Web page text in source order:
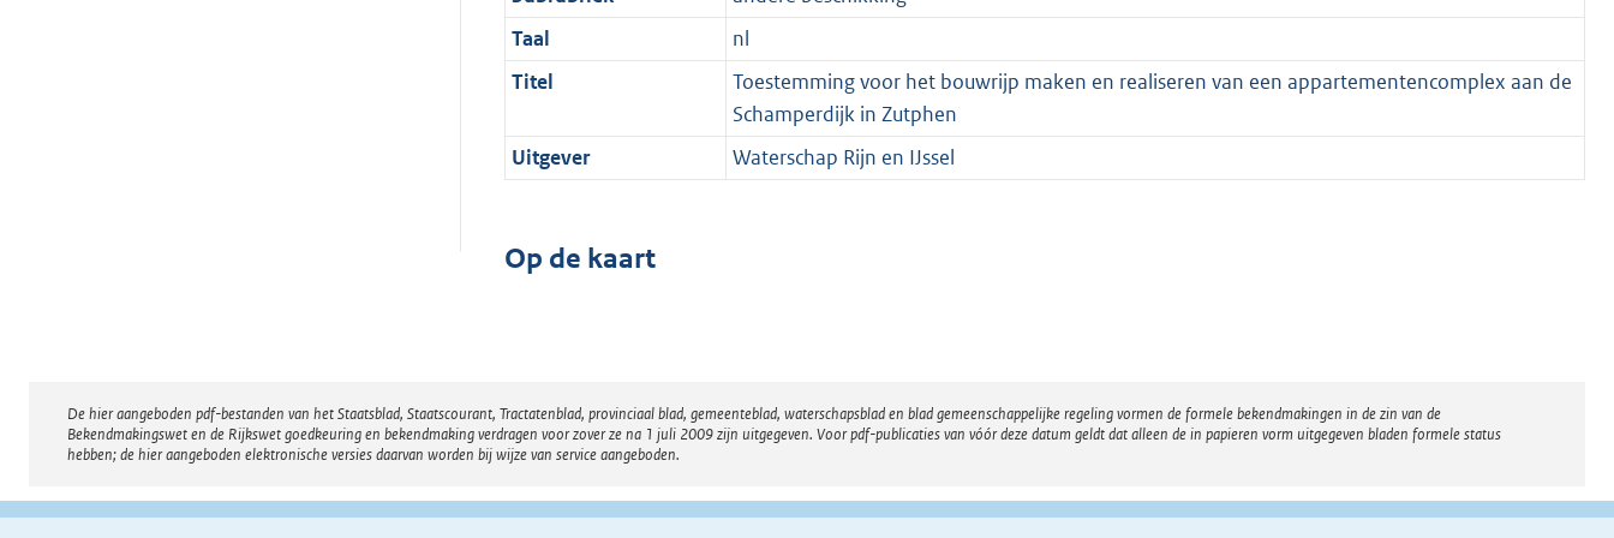
Taal
nl
Titel
Toestemming voor het bouwrijp maken en realiseren van een appartementencomplex aan de
Schamperdijk in Zutphen
Uitgever
Waterschap Rijn en IJssel
Op de kaart
Disclaimer
De hier aangeboden pdf-bestanden van het Staatsblad, Staatscourant, Tractatenblad, provinciaal blad, gemeenteblad, waterschapsblad en blad gemeenschappelijke regeling vormen de formele bekendmakingen in de zin van de
Bekendmakingswet en de Rijkswet goedkeuring en bekendmaking verdragen voor zover ze na 1 juli 2009 zijn uitgegeven. Voor pdf-publicaties van vóór deze datum geldt dat alleen de in papieren vorm uitgegeven bladen formele status
hebben; de hier aangeboden elektronische versies daarvan worden bij wijze van service aangeboden.